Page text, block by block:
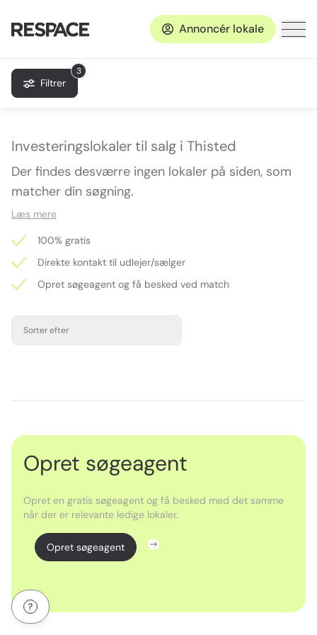
Annoncér lokale
3
Filtrer
Investeringslokaler til salg i Thisted
Der findes desværre ingen lokaler på siden, som
matcher din søgning.
Læs mere
100% gratis
Direkte kontakt til udlejer/sælger
Opret søgeagent og få besked ved match
Sorter efter
Opret søgeagent
Opret en gratis søgeagent og få besked med det samme
når der er relevante ledige lokaler.
Opret søgeagent